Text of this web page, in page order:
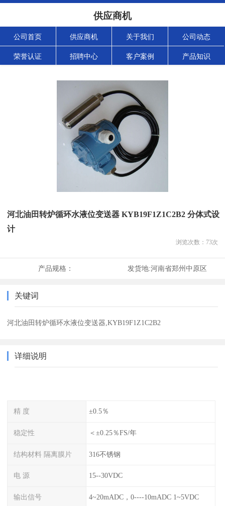
供应商机
公司首页 供应商机 关于我们 公司动态
荣誉认证 招聘中心 客户案例 产品知识
河北油田转炉循环水液位变送器 KYB19F1Z1C2B2 分体式设
计
浏览次数： 73次
产品规格： 发货地:河南省郑州中原区
关键词
河北油田转炉循环水液位变送器,KYB19F1Z1C2B2
详细说明
精 度 ±0.5％
稳定性 ＜±0.25％FS/年
结构材料 隔离膜片 316不锈钢
电 源 15--30VDC
输出信号 4~20mADC，0----10mADC 1~5VDC